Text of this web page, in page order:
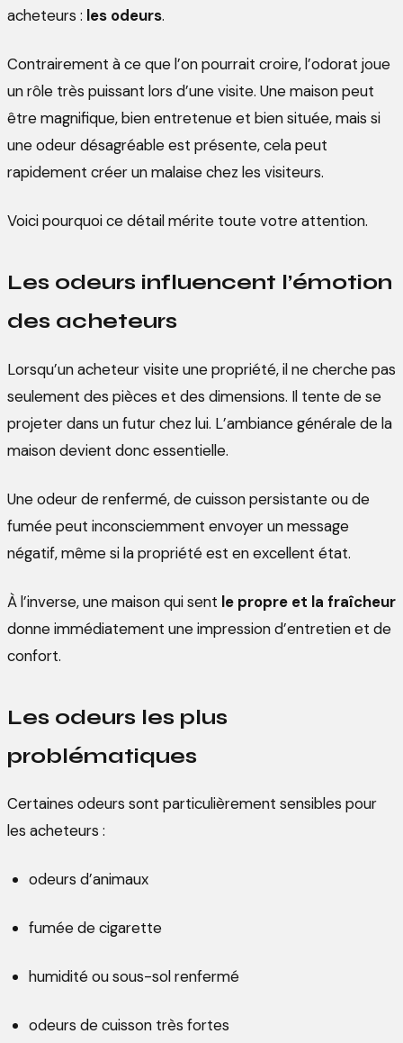
acheteurs : les odeurs.
Contrairement à ce que l’on pourrait croire, l’odorat joue
un rôle très puissant lors d’une visite. Une maison peut
être magnifique, bien entretenue et bien située, mais si
une odeur désagréable est présente, cela peut
rapidement créer un malaise chez les visiteurs.
Voici pourquoi ce détail mérite toute votre attention.
Les odeurs influencent l’émotion
des acheteurs
Lorsqu’un acheteur visite une propriété, il ne cherche pas
seulement des pièces et des dimensions. Il tente de se
projeter dans un futur chez lui. L’ambiance générale de la
maison devient donc essentielle.
Une odeur de renfermé, de cuisson persistante ou de
fumée peut inconsciemment envoyer un message
négatif, même si la propriété est en excellent état.
À l’inverse, une maison qui sent le propre et la fraîcheur
donne immédiatement une impression d’entretien et de
confort.
Les odeurs les plus
problématiques
Certaines odeurs sont particulièrement sensibles pour
les acheteurs :
odeurs d’animaux
fumée de cigarette
humidité ou sous-sol renfermé
odeurs de cuisson très fortes